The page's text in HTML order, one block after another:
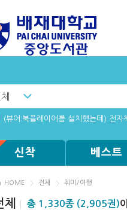
(뷰어:북플레이어를 설치했는데) 전자
웅진 OPMS 전자도서관 앱 로그인이
신착 베스트
HOME 전체 취미/여행
체 총 1,330종 (2,905권)